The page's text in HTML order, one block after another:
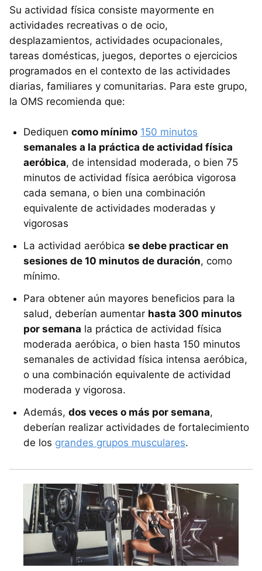
Su actividad física consiste mayormente en
actividades recreativas o de ocio,
desplazamientos, actividades ocupacionales,
tareas domésticas, juegos, deportes o ejercicios
programados en el contexto de las actividades
diarias, familiares y comunitarias. Para este grupo,
la OMS recomienda que:
Dediquen como mínimo 150 minutos
semanales a la práctica de actividad física
aeróbica, de intensidad moderada, o bien 75
minutos de actividad física aeróbica vigorosa
cada semana, o bien una combinación
equivalente de actividades moderadas y
vigorosas
La actividad aeróbica se debe practicar en
sesiones de 10 minutos de duración, como
mínimo.
Para obtener aún mayores beneficios para la
salud, deberían aumentar hasta 300 minutos
por semana la práctica de actividad física
moderada aeróbica, o bien hasta 150 minutos
semanales de actividad física intensa aeróbica,
o una combinación equivalente de actividad
moderada y vigorosa.
Además, dos veces o más por semana,
deberían realizar actividades de fortalecimiento
de los grandes grupos musculares.